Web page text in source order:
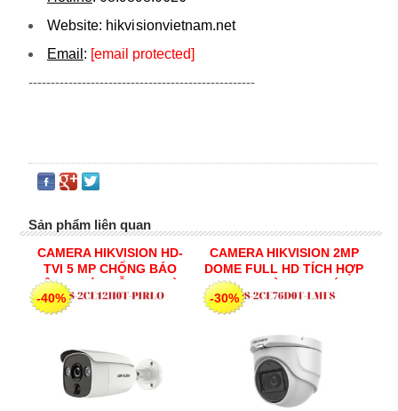
Website: hikvi sionvietnam.net
Email : [email protected]
---------------------------------------------------
Sản phẩm liên quan
CAMERA HIKVISION HD-
TVI 5 MP CHỐNG BÁO
ĐỘNG GIẢ - HỖ TRỢ ĐÈN
CẢNH BÁO CHUYỂN ĐỘNG
DS-2CE12H0T-PIRLO
-40%
CAMERA HIKVISION 2MP
DOME FULL HD TÍCH HỢP
MICRO - ĐÈN TRỢ SÁNG
HỒNG NGOẠI & ĐÈN ÁNH
SÁNG TRẮNG DS-
2CE76D0T-LMFS
-30%